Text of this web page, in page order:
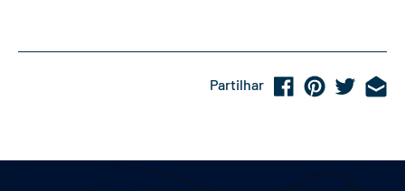
Partilhar